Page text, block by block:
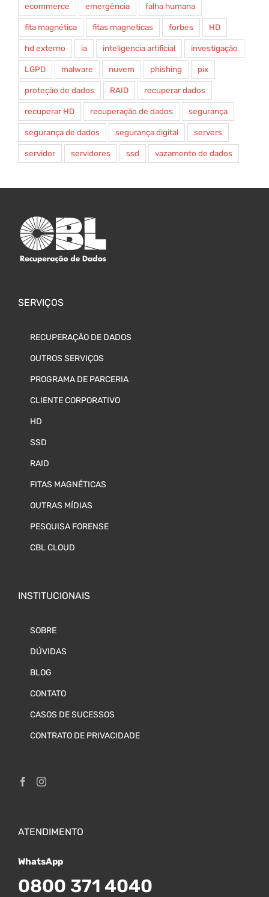
ecommerce emergência falha humana
fita magnética fitas magneticas forbes HD
hd externo ia inteligencia artificial investigação
LGPD malware nuvem phishing pix
proteção de dados RAID recuperar dados
recuperar HD recuperação de dados segurança
segurança de dados segurança digital servers
servidor servidores ssd vazamento de dados
SERVIÇOS
RECUPERAÇÃO DE DADOS
OUTROS SERVIÇOS
PROGRAMA DE PARCERIA
CLIENTE CORPORATIVO
HD
SSD
RAID
FITAS MAGNÉTICAS
OUTRAS MÍDIAS
PESQUISA FORENSE
CBL CLOUD
INSTITUCIONAIS
SOBRE
DÚVIDAS
BLOG
CONTATO
CASOS DE SUCESSOS
CONTRATO DE PRIVACIDADE
ATENDIMENTO
WhatsApp
0800 371 4040